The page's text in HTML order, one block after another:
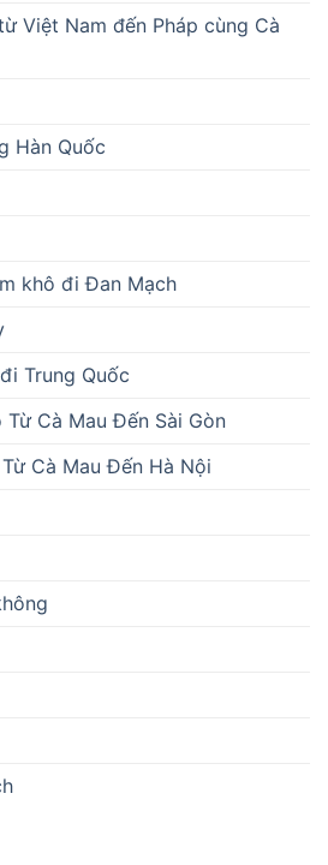
Việt Nam đến Pháp cùng Cà
Hàn Quốc
khô đi Đan Mạch
Trung Quốc
Từ Cà Mau Đến Sài Gòn
Cà Mau Đến Hà Nội